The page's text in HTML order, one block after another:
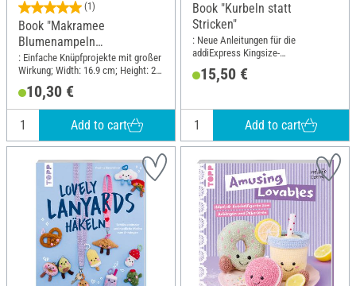
(1)
Book "Makramee
Blumenampeln
(kreativ.kompakt)"
: Einfache Knüpfprojekte mit großer
Wirkung; Width: 16.9 cm; Height: 22
10,30 €
Add to cart
Book "Kurbeln statt
Stricken"
: Neue Anleitungen für die
addiExpress Kingsize-
15,50 €
Add to cart